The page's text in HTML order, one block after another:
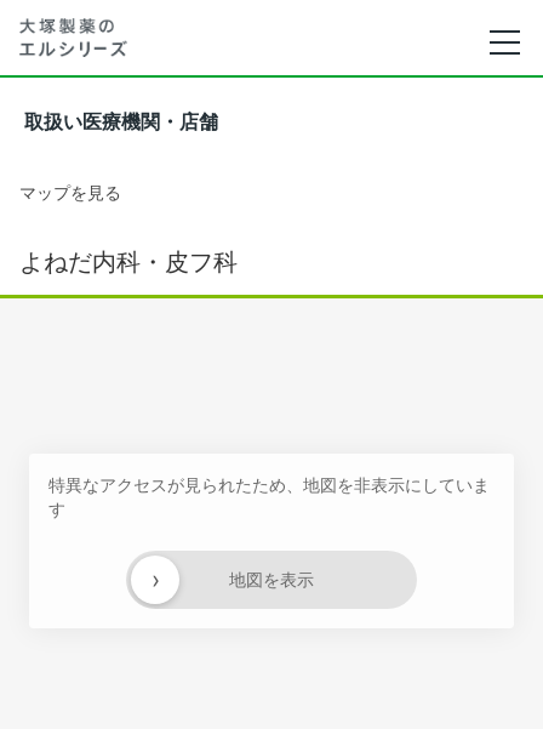
取扱い医療機関・店舗
マップを見る
よねだ内科・皮フ科
特異なアクセスが見られたため、地図を非表示にしていま
す
地図を表示
›